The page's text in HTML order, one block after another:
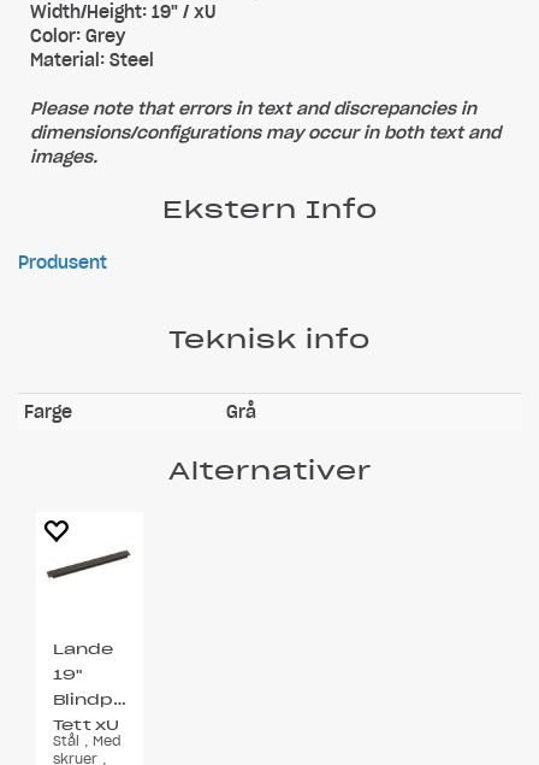
Width/Height: 19" / xU
Color: Grey
Material: Steel
Please note that errors in text and discrepancies in
dimensions/configurations may occur in both text and
images.
Ekstern Info
Produsent
Teknisk info
Farge Grå
Alternativer
Lande
19"
Blindpanel
Tett xU
Stål , Med
skruer ,